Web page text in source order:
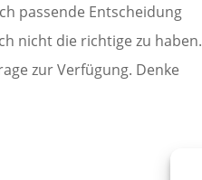
passende Entscheidung
nicht die richtige zu haben.
zur Verfügung. Denke